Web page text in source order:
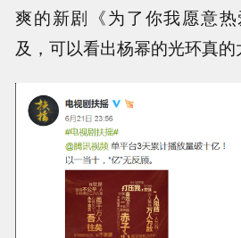
爽的新剧《为了你我愿意
及，可以看出杨幂的光环真的